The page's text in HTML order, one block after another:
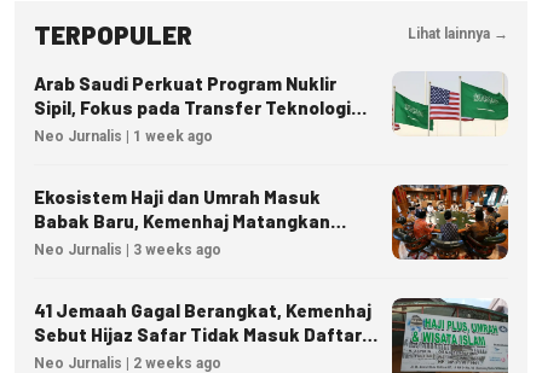
TERPOPULER Lihat lainnya →
Arab Saudi Perkuat Program Nuklir
Sipil, Fokus pada Transfer Teknologi
dan Kedaulatan Energi
Neo Jurnalis | 1 week ago
Ekosistem Haji dan Umrah Masuk
Babak Baru, Kemenhaj Matangkan
Regulasi Nasional
Neo Jurnalis | 3 weeks ago
41 Jemaah Gagal Berangkat, Kemenhaj
Sebut Hijaz Safar Tidak Masuk Daftar
Resmi PPIU
Neo Jurnalis | 2 weeks ago